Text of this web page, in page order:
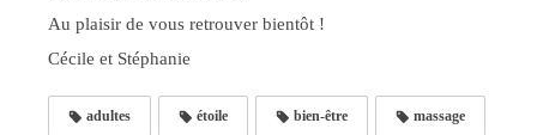
Au plaisir de vous retrouver bientôt !
Cécile et Stéphanie
adultes étoile bien-être massage